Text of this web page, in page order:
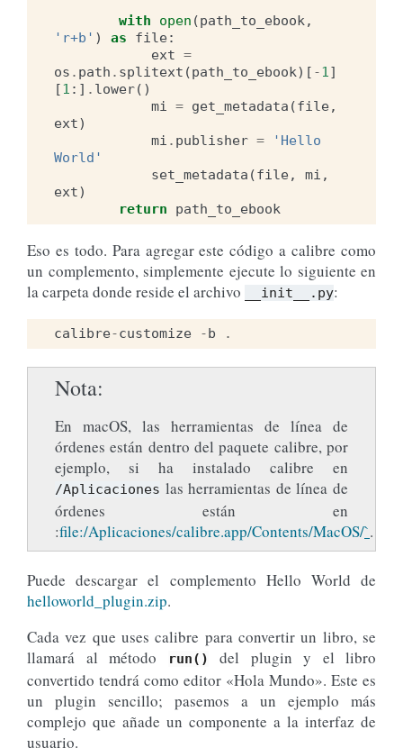
with open (path_to_ebook ,
'r+b' ) as file:
ext =
os . path . splitext (path_to_ebook)[ -1 ]
[1 :] . lower()
mi
= get_metadata (file,
ext)
mi . publisher =
'Hello
World'
set_metadata (file, mi ,
ext)
return
path_to_ebook
Eso es todo. Para agregar este código a calibre como
un complemento, simplemente ejecute lo siguiente en
la carpeta donde reside el archivo
__init__.py:
calibre-customize -b .
Nota
En macOS, las herramientas de línea de
órdenes están dentro del paquete calibre, por
ejemplo, si ha instalado calibre en
/Aplicaciones las herramientas de línea de
órdenes están en
:file:/Aplicaciones/calibre.app/Contents/MacOS/`.
Puede descargar el complemento Hello World de
helloworld_plugin.zip.
Cada vez que uses calibre para convertir un libro, se
llamará al método
run()
del plugin y el libro
convertido tendrá como editor «Hola Mundo». Este es
un plugin sencillo; pasemos a un ejemplo más
complejo que añade un componente a la interfaz de
usuario.